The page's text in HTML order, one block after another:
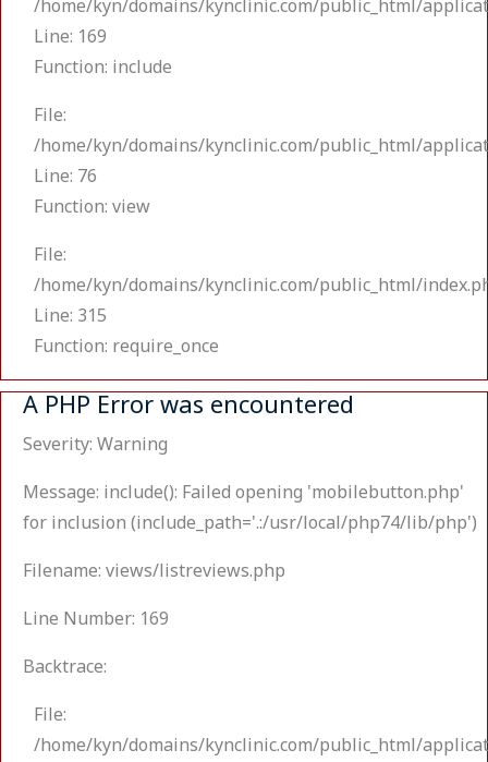
/home/kyn/domains/kynclinic.com/public_html/
Line: 169
Function: include
File:
/home/kyn/domains/kynclinic.com/public_html/
Line: 76
Function: view
File:
/home/kyn/domains/kynclinic.com/public_html/
Line: 315
Function: require_once
A PHP Error was encountered
Severity: Warning
Message: include(): Failed opening 'mobilebutton.php'
for inclusion (include_path='.:/usr/local/php74/lib/php')
Filename: views/listreviews.php
Line Number: 169
Backtrace:
File:
/home/kyn/domains/kynclinic.com/public_html/